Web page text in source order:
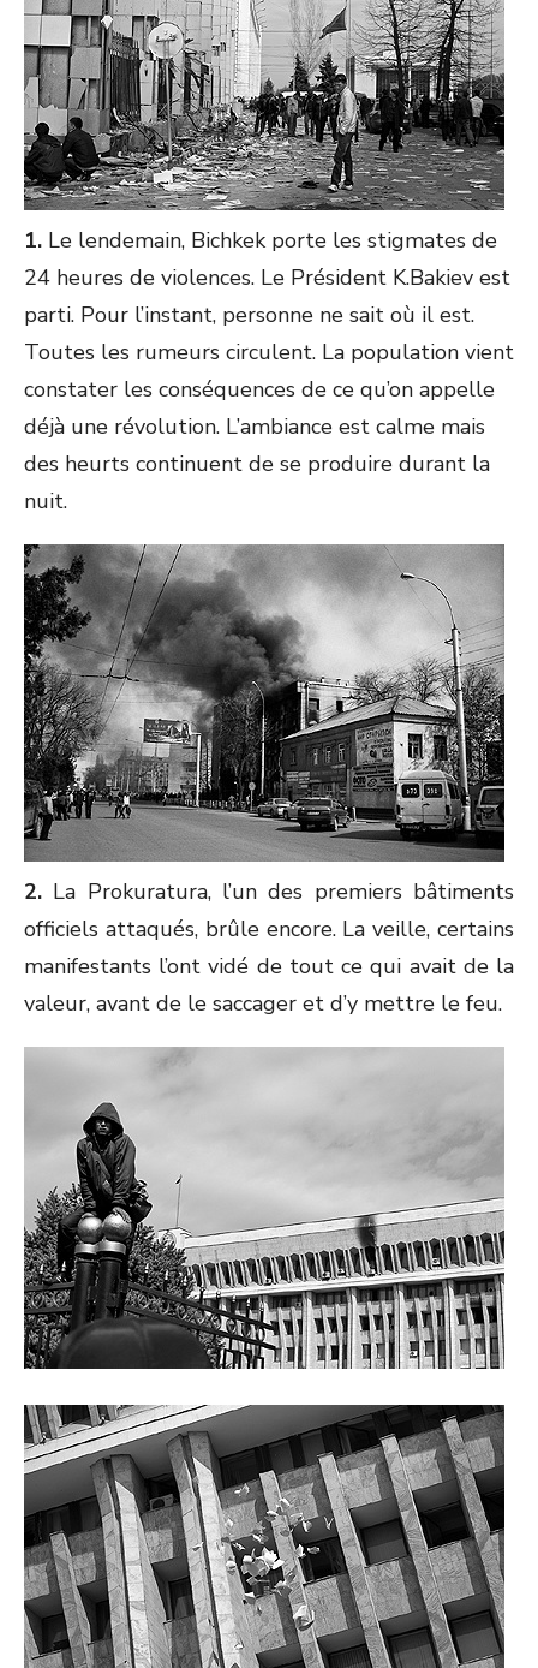
1. Le lendemain, Bichkek porte les stigmates de
24 heures de violences. Le Président K.Bakiev est
parti. Pour l’instant, personne ne sait où il est.
Toutes les rumeurs circulent. La population vient
constater les conséquences de ce qu’on appelle
déjà une révolution. L’ambiance est calme mais
des heurts continuent de se produire durant la
nuit.
2. La Prokuratura, l’un des premiers bâtiments
officiels attaqués, brûle encore. La veille, certains
manifestants l’ont vidé de tout ce qui avait de la
valeur, avant de le saccager et d’y mettre le feu.